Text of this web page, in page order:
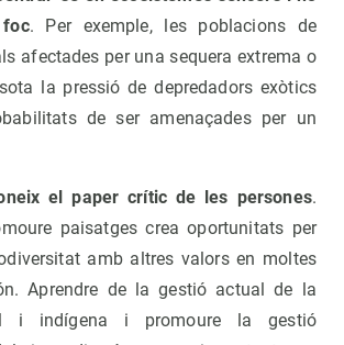
. Per exemple, les poblacions de
afectades per una sequera extrema o
la pressió de depredadors exòtics
de ser amenaçades per un
el paper crític de les persones.
paisatges crea oportunitats per
amb altres valors en moltes
Aprendre de la gestió actual de la
i indígena i promoure la gestió